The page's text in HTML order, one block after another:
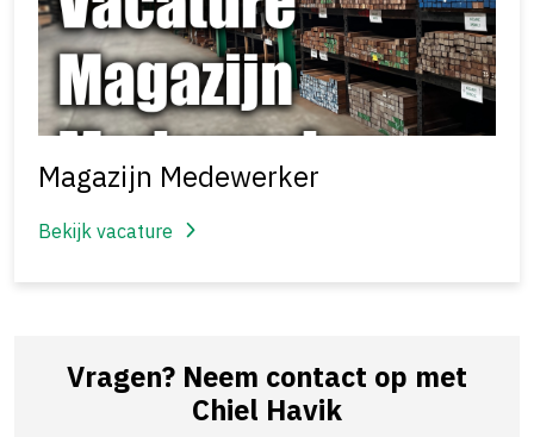
Magazijn Medewerker
Bekijk vacature
Vragen? Neem contact op met
Chiel Havik